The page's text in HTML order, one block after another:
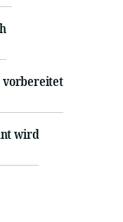
vorbereitet
wird